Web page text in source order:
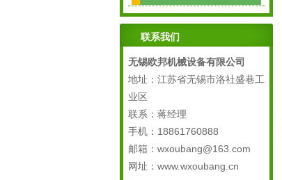
联系我们
无锡欧邦机械设备有限公司
地址：江苏省无锡市洛社盛巷工
业区
联系：蒋经理
手机：18861760888
邮箱：wxoubang@163.com
网址：www.wxoubang.cn